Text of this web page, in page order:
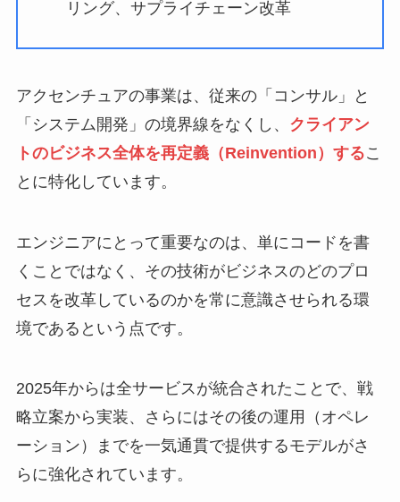
リング、サプライチェーン改革
アクセンチュアの事業は、従来の「コンサル」と
「システム開発」の境界線をなくし、 クライアン
トのビジネス全体を再定義（Reinvention）するこ
とに特化しています。
エンジニアにとって重要なのは、単にコードを書
くことではなく、その技術がビジネスのどのプロ
セスを改革しているのかを常に意識させられる環
境であるという点です。
2025年からは全サービスが統合されたことで、戦
略立案から実装、さらにはその後の運用（オペレ
ーション）までを一気通貫で提供するモデルがさ
らに強化されています。